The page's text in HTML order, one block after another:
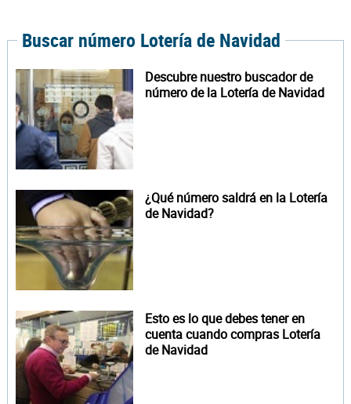
Buscar número Lotería de Navidad
Descubre nuestro buscador de
número de la Lotería de Navidad
¿Qué número saldrá en la Lotería
de Navidad?
Esto es lo que debes tener en
cuenta cuando compras Lotería
de Navidad